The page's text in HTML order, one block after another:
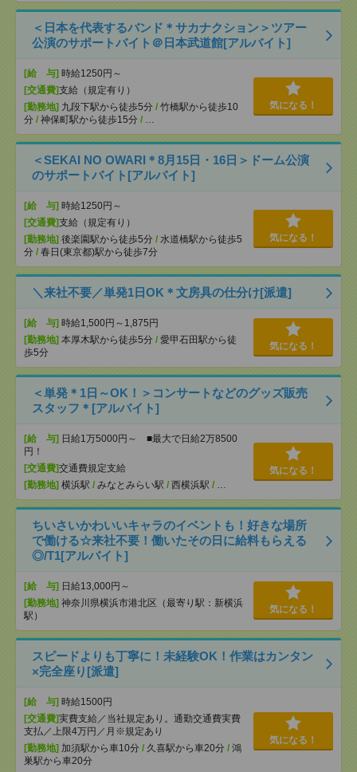
＜日本を代表するバンド＊サカナクション＞ツアー
公演のサポートバイト＠日本武道館[アルバイト]
[給 与] 時給1250円～
[交通費]支給（規定有り）
[勤務地] 九段下駅から徒歩5分 / 竹橋駅から徒歩10
分 / 神保町駅から徒歩15分 / …
気になる！
＜SEKAI NO OWARI＊8月15日・16日＞ドーム公演
のサポートバイト[アルバイト]
[給 与] 時給1250円～
[交通費]支給（規定有り）
[勤務地] 後楽園駅から徒歩5分 / 水道橋駅から徒歩5
分 / 春日(東京都)駅から徒歩7分
気になる！
＼来社不要／単発1日OK＊文房具の仕分け[派遣]
[給 与] 時給1,500円～1,875円
[勤務地] 本厚木駅から徒歩5分 / 愛甲石田駅から徒
歩5分
気になる！
＜単発＊1日～OK！＞コンサートなどのグッズ販売
スタッフ＊[アルバイト]
[給 与] 日給1万5000円～ ■最大で日給2万8500
円！
[交通費]交通費規定支給
[勤務地] 横浜駅 / みなとみらい駅 / 西横浜駅 / …
気になる！
ちいさいかわいいキャラのイベントも！好きな場所
で働ける☆来社不要！働いたその日に給料もらえる
◎/T1[アルバイト]
[給 与] 日給13,000円～
[勤務地] 神奈川県横浜市港北区（最寄り駅：新横浜
駅）
気になる！
スピードよりも丁寧に！未経験OK！作業はカンタン
×完全座り[派遣]
[給 与] 時給1500円
[交通費]実費支給／当社規定あり。通勤交通費実費
支払／上限4万円／月※規定あり
[勤務地] 加須駅から車10分 / 久喜駅から車20分 / 鴻
巣駅から車20分
気になる！